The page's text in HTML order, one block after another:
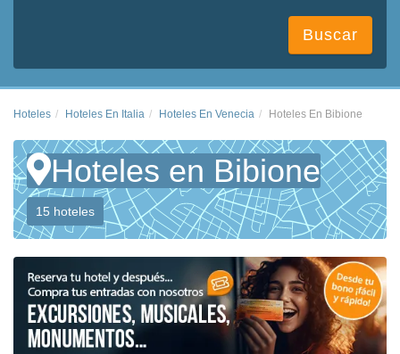
Buscar
Hoteles Hoteles En Italia Hoteles En Venecia Hoteles En Bibione
Hoteles en Bibione
15 hoteles